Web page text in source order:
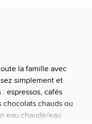
la famille avec
simplement et
espressos, cafés
chocolats chauds ou
eau chaude/eau